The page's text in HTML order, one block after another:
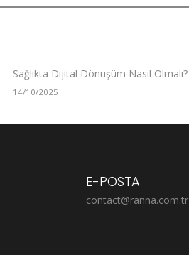
Sağlıkta Dijital Dönüşüm Nasıl Olmalı?
14/10/2025
E-POSTA
contact@ranna.com.tr